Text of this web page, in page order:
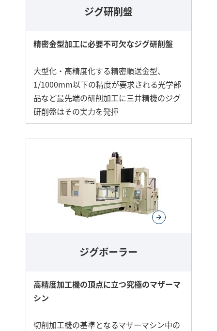
ジグ研削盤
精密金型加工に必要不可欠なジグ研削盤
大型化・高精度化する精密順送金型、
1/1000mm以下の精度が要求される光学部
品など最先端の研削加工に三井精機のジグ
研削盤はその実力を発揮
ジグボーラー
高精度加工機の頂点に立つ究極のマザーマ
シン
切削加工機の基準となるマザーマシン中の